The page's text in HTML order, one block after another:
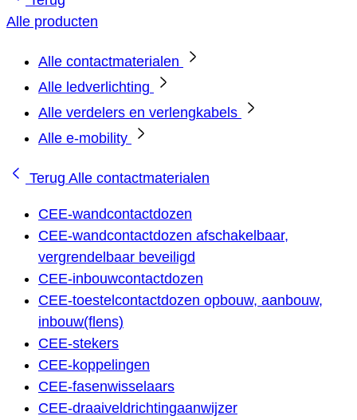
Alle producten
Alle contactmaterialen
Alle ledverlichting
Alle verdelers en verlengkabels
Alle e-mobility
Terug Alle contactmaterialen
CEE-wandcontactdozen
CEE-wandcontactdozen afschakelbaar,
vergrendelbaar beveiligd
CEE-inbouwcontactdozen
CEE-toestelcontactdozen opbouw, aanbouw,
inbouw(flens)
CEE-stekers
CEE-koppelingen
CEE-fasenwisselaars
CEE-draaiveldrichtingaanwijzer